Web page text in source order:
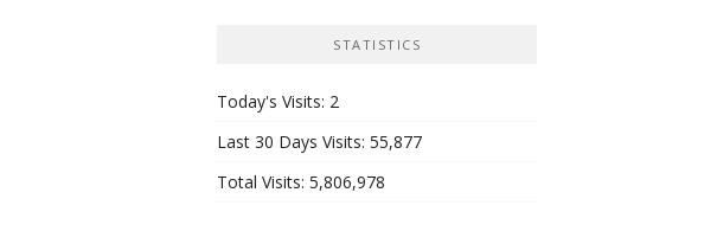
STATISTICS
Today's Visits: 2
Last 30 Days Visits: 55,877
Total Visits: 5,806,978